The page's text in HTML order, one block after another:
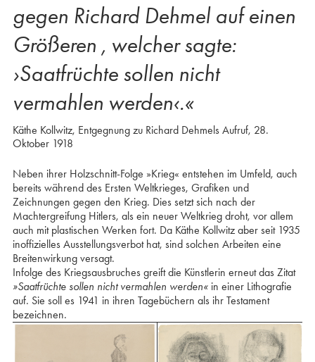
gegen Richard Dehmel auf einen
Größeren , welcher sagte:
›Saatfrüchte sollen nicht
vermahlen werden‹.«
Käthe Kollwitz, Entgegnung zu Richard Dehmels Aufruf, 28.
Oktober 1918
Neben ihrer Holzschnitt-Folge »Krieg« entstehen im Umfeld, auch
bereits während des Ersten Weltkrieges, Grafiken und
Zeichnungen gegen den Krieg. Dies setzt sich nach der
Machtergreifung Hitlers, als ein neuer Weltkrieg droht, vor allem
auch mit plastischen Werken fort. Da Käthe Kollwitz aber seit 1935
inoffizielles Ausstellungsverbot hat, sind solchen Arbeiten eine
Breitenwirkung versagt.
Infolge des Kriegsausbruches greift die Künstlerin erneut das Zitat
»Saatfrüchte sollen nicht vermahlen werden«in einer Lithografie
auf. Sie soll es 1941 in ihren Tagebüchern als ihr Testament
bezeichnen.